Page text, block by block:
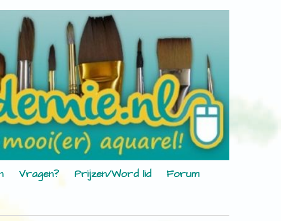
Vragen? Prijzen/Word lid
Forum